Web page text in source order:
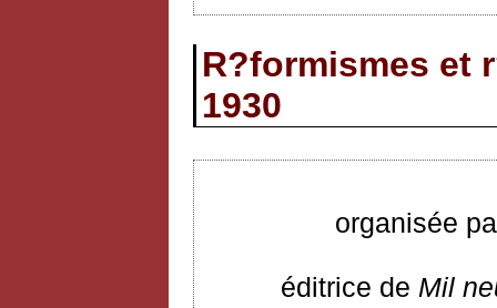
R?formismes et
1930
organisée
éditrice de Mil